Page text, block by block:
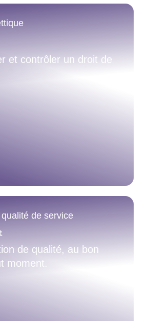
et contrôler un droit de
de service
de qualité, au bon
moment.